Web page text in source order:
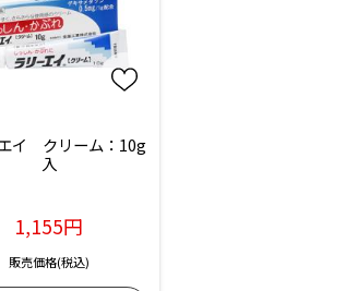
イ　クリーム：10g
入
1,155円
販売価格(税込)